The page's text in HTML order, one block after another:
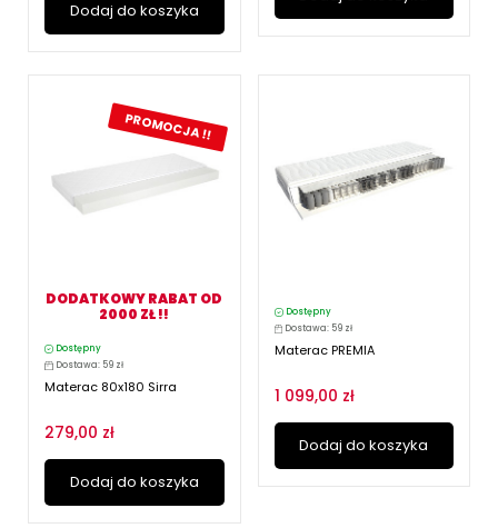
Dodaj do koszyka
PROMOCJA !!
DODATKOWY RABAT OD
2000 ZŁ !!
Dostępny
Dostawa: 59 zł
Materac 80x180 Sirra
279,00 zł
Dodaj do koszyka
Dostępny
Dostawa: 59 zł
Materac PREMIA
1 099,00 zł
Dodaj do koszyka